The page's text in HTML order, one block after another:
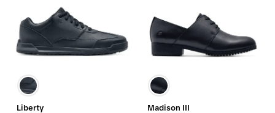
Liberty Madison III